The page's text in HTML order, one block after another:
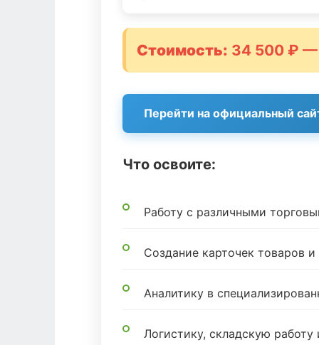
Стоимость: 34 500 ₽
Перейти на официальный
Что освоите:
Работу с различными
Создание карточек товаров
Аналитику в
Логистику, складскую